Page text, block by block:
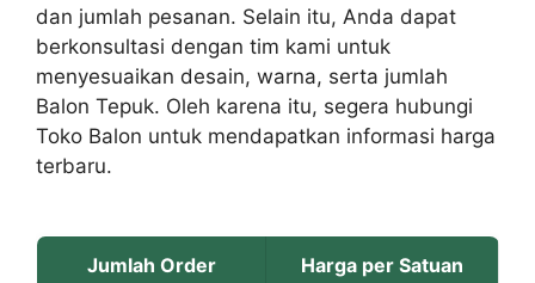
dan jumlah pesanan. Selain itu, Anda dapat
berkonsultasi dengan tim kami untuk
menyesuaikan desain, warna, serta jumlah
Balon Tepuk. Oleh karena itu, segera hubungi
Toko Balon untuk mendapatkan informasi harga
terbaru.
Jumlah Order Harga per Satuan